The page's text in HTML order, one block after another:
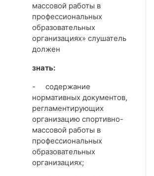
массовой работы в
профессиональных
образовательных
организациях» слушатель
должен
знать:
-содержание
нормативных документов,
регламентирующих
организацию спортивно-
массовой работы в
профессиональных
образовательных
организациях;